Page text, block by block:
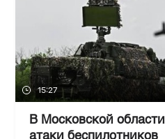
15:27
В Московской
атаки беспилотников